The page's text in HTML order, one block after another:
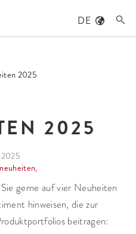
DE 
2025
2025
,
gerne auf vier Neuheiten
hinweisen, die zur
beitragen: